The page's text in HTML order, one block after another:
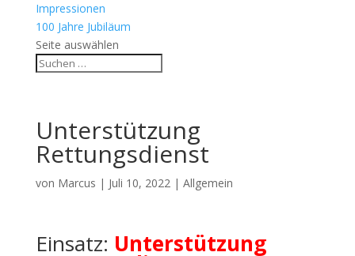
Impressionen
100 Jahre Jubiläum
Seite auswählen
Unterstützung
Rettungsdienst
von Marcus | Juli 10, 2022| Allgemein
Einsatz: Unterstützung